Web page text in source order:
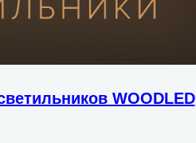
WOODLED